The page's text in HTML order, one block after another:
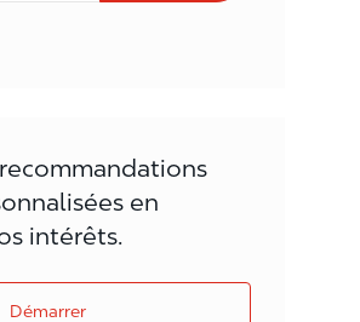
en
intérêts.
Démarrer